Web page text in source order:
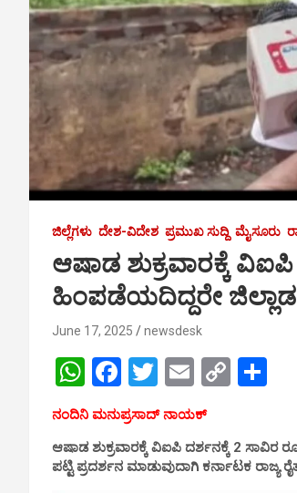
ಜಿಲ್ಲೆಗಳು ದೇಶ-ವಿದೇಶ ಪ್ರಮುಖ ಸುದ್ದಿ ಮೈಸೂರು
ಆಷಾಡ ಶುಕ್ರವಾರಕ್ಕೆ
ಹಿಂಪಡೆಯದಿದ್ದರೇ
June 17, 2025 newsdesk
W
h
at
s
F
a
ce
b
T
wi
tt
er
E
m
ail
C
Li e
ನಂದಿನಿ ಮನುಪ್ರಸಾದ್ ನಾಯಕ್
ಆಷಾಡ ಶುಕ್ರವಾರಕ್ಕೆ ವಿಐಪಿ ದರ್ಶನಕ್ಕೆ 2 ಸಾವಿರ
ಪಟ್ಟಿ ಪ್ರದರ್ಶನ ಮಾಡುವುದಾಗಿ ಕರ್ನಾಟಕ ರಾಜ್ಯ